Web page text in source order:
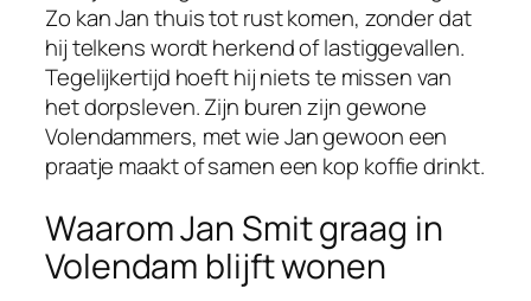
Zo kan Jan thuis tot rust komen, zonder dat
hij telkens wordt herkend of lastiggevallen.
Tegelijkertijd hoeft hij niets te missen van
het dorpsleven. Zijn buren zijn gewone
Volendammers, met wie Jan gewoon een
praatje maakt of samen een kop koffie drinkt.
Waarom Jan Smit graag in
Volendam blijft wonen